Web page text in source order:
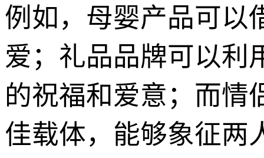
例如，母婴产品可以
爱；礼品品牌可以利
的祝福和爱意；而情
佳载体，能够象征两